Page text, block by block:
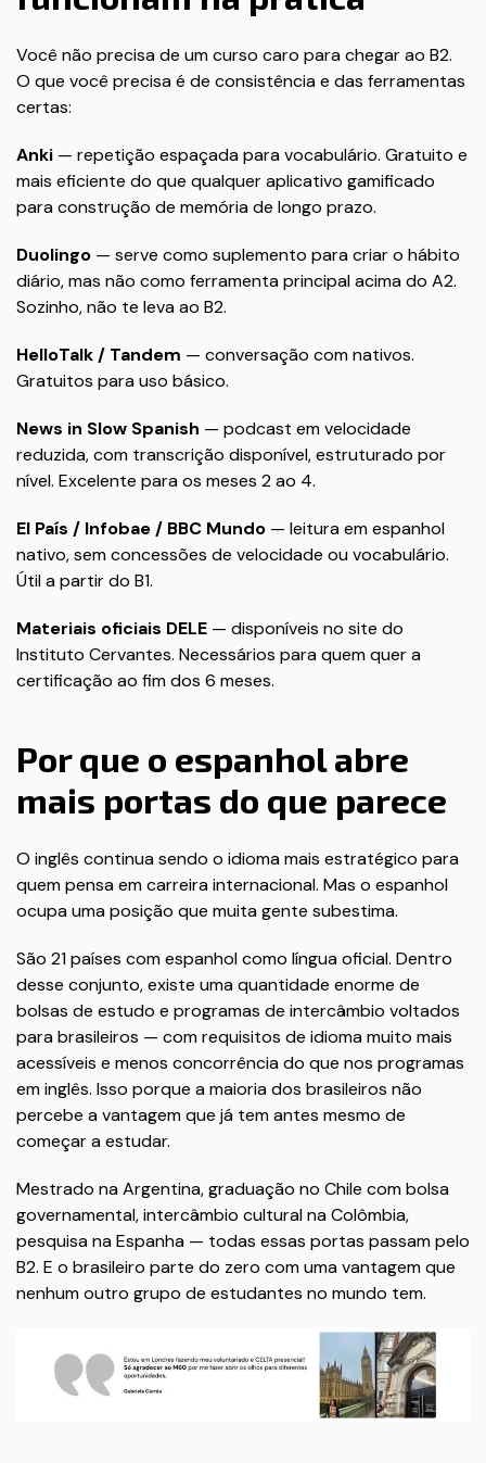
Você não precisa de um curso caro para chegar ao B2.
O que você precisa é de consistência e das ferramentas
certas:
Anki — repetição espaçada para vocabulário. Gratuito e
mais eficiente do que qualquer aplicativo gamificado
para construção de memória de longo prazo.
Duolingo — serve como suplemento para criar o hábito
diário, mas não como ferramenta principal acima do A2.
Sozinho, não te leva ao B2.
HelloTalk / Tandem — conversação com nativos.
Gratuitos para uso básico.
News in Slow Spanish — podcast em velocidade
reduzida, com transcrição disponível, estruturado por
nível. Excelente para os meses 2 ao 4.
El País / Infobae / BBC Mundo — leitura em espanhol
nativo, sem concessões de velocidade ou vocabulário.
Útil a partir do B1.
Materiais oficiais DELE — disponíveis no site do
Instituto Cervantes. Necessários para quem quer a
certificação ao fim dos 6 meses.
Por que o espanhol abre
mais portas do que parece
O inglês continua sendo o idioma mais estratégico para
quem pensa em carreira internacional. Mas o espanhol
ocupa uma posição que muita gente subestima.
São 21 países com espanhol como língua oficial. Dentro
desse conjunto, existe uma quantidade enorme de
bolsas de estudo e programas de intercâmbio voltados
para brasileiros — com requisitos de idioma muito mais
acessíveis e menos concorrência do que nos programas
em inglês. Isso porque a maioria dos brasileiros não
percebe a vantagem que já tem antes mesmo de
começar a estudar.
Mestrado na Argentina, graduação no Chile com bolsa
governamental, intercâmbio cultural na Colômbia,
pesquisa na Espanha — todas essas portas passam pelo
B2. E o brasileiro parte do zero com uma vantagem que
nenhum outro grupo de estudantes no mundo tem.